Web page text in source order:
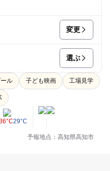
変更
選ぶ
ル 子ども映画 工場見学
29°C
予報地点：高知県高知市